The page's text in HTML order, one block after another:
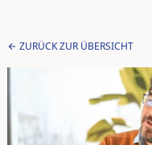
ZURÜCK ZUR ÜBERSICHT